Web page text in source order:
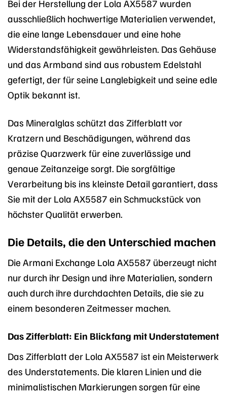
Bei der Herstellung der Lola AX5587 wurden
ausschließlich hochwertige Materialien verwendet,
die eine lange Lebensdauer und eine hohe
Widerstandsfähigkeit gewährleisten. Das Gehäuse
und das Armband sind aus robustem Edelstahl
gefertigt, der für seine Langlebigkeit und seine edle
Optik bekannt ist.
Das Mineralglas schützt das Zifferblatt vor
Kratzern und Beschädigungen, während das
präzise Quarzwerk für eine zuverlässige und
genaue Zeitanzeige sorgt. Die sorgfältige
Verarbeitung bis ins kleinste Detail garantiert, dass
Sie mit der Lola AX5587 ein Schmuckstück von
höchster Qualität erwerben.
Die Details, die den Unterschied machen
Die Armani Exchange Lola AX5587 überzeugt nicht
nur durch ihr Design und ihre Materialien, sondern
auch durch ihre durchdachten Details, die sie zu
einem besonderen Zeitmesser machen.
Das Zifferblatt: Ein Blickfang mit Understatement
Das Zifferblatt der Lola AX5587 ist ein Meisterwerk
des Understatements. Die klaren Linien und die
minimalistischen Markierungen sorgen für eine